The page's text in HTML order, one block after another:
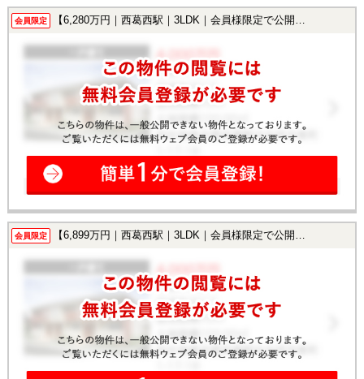
会員限定 【6,280万円｜西葛西駅｜3LDK｜会員様限定で公開中！】
会員限定 【6,899万円｜西葛西駅｜3LDK｜会員様限定で公開中！】